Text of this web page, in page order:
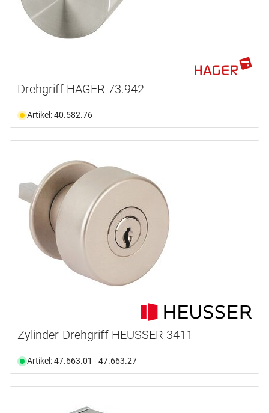
Drehgriff HAGER 73.942
Artikel: 40.582.76
Zylinder-Drehgriff HEUSSER 3411
Artikel: 47.663.01 - 47.663.27